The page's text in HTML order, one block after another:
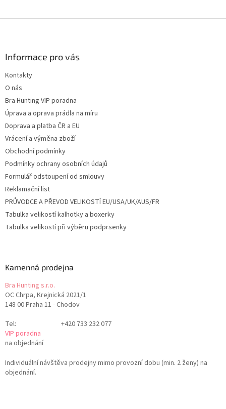
Informace pro vás
Kontakty
O nás
Bra Hunting VIP poradna
Úprava a oprava prádla na míru
Doprava a platba ČR a EU
Vrácení a výměna zboží
Obchodní podmínky
Podmínky ochrany osobních údajů
Formulář odstoupení od smlouvy
Reklamační list
PRŮVODCE A PŘEVOD VELIKOSTÍ EU/USA/UK/AUS/FR
Tabulka velikostí kalhotky a boxerky
Tabulka velikostí při výběru podprsenky
Kamenná prodejna
Bra Hunting s.r.o.
OC Chrpa, Krejnická 2021/1
148 00 Praha 11 - Chodov
Tel:
+420 733 232 077
VIP poradna
na objednání
Individuální návštěva prodejny mimo provozní dobu (min. 2 ženy) na
objednání.